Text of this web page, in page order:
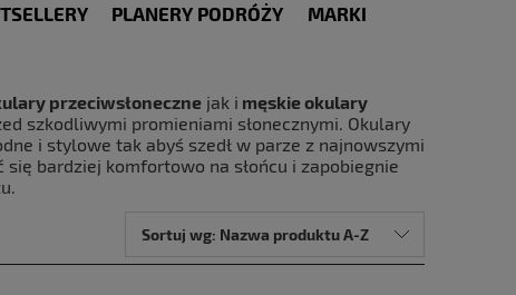
PLANERY PODRÓŻY MARKI
przeciwsłonecznejak i męskie okulary
szkodliwymi promieniami słonecznymi. Okulary
i stylowe tak abyś szedł w parze z najnowszymi
bardziej komfortowo na słońcu i zapobiegnie
Sortuj wg: Nazwa produktu A-Z